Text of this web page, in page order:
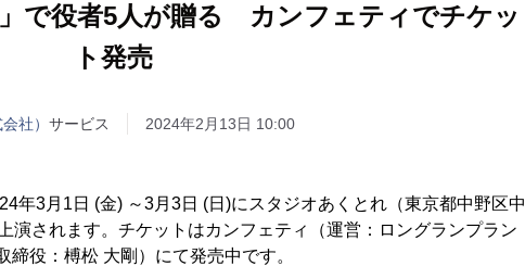
で役者5人が贈る カンフェティでチケッ
ト発売
社） サービス 2024年2月13日 10:00
年3月1日 (金) ～3月3日 (日)にスタジオあくとれ（東京都中野区中
演されます。チケットはカンフェティ（運営：ロングランプラン
役：榑松 大剛）にて発売中です。